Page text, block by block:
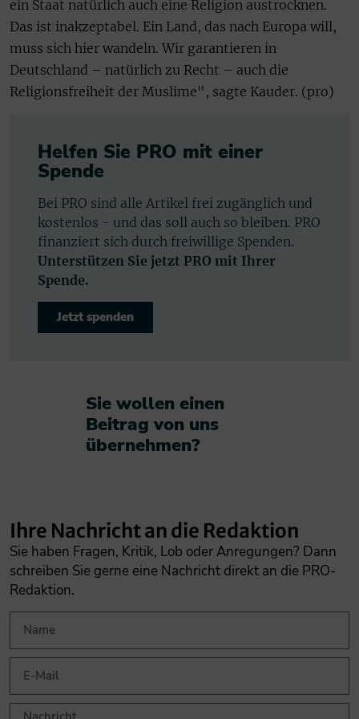
ein Staat natürlich auch eine Religion austrocknen.
Das ist inakzeptabel. Ein Land, das nach Europa will,
muss sich hier wandeln. Wir garantieren in
Deutschland – natürlich zu Recht – auch die
Religionsfreiheit der Muslime", sagte Kauder. (pro)
Helfen Sie PRO mit einer
Spende
Bei PRO sind alle Artikel frei zugänglich und
kostenlos - und das soll auch so bleiben. PRO
finanziert sich durch freiwillige Spenden.
Unterstützen Sie jetzt PRO mit Ihrer
Spende.
Jetzt spenden
Sie wollen einen
Beitrag von uns
übernehmen?​
Ihre Nachricht an die Redaktion
Sie haben Fragen, Kritik, Lob oder Anregungen? Dann
schreiben Sie gerne eine Nachricht direkt an die PRO-
Redaktion.